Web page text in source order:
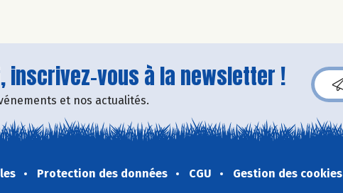
inscrivez-vous à la newsletter !
et nos actualités.
Protection des données CGU Gestion des cookies